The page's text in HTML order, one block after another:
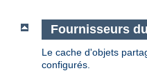
Fournisseurs
Le cache d'objets
configurés.